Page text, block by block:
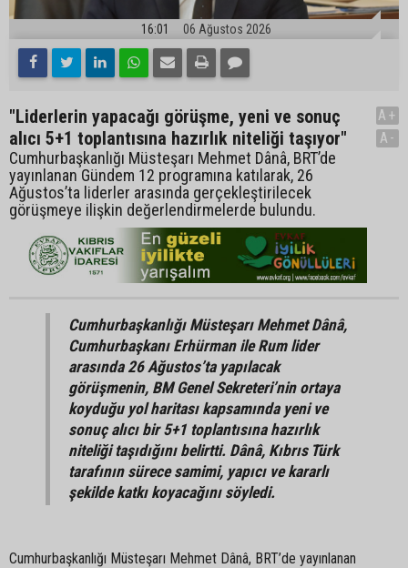
16:01 06 Ağustos 2026
"Liderlerin yapacağı görüşme, yeni ve sonuç
alıcı 5+1 toplantısına hazırlık niteliği taşıyor"
Cumhurbaşkanlığı Müsteşarı Mehmet Dânâ, BRT’de
yayınlanan Gündem 12 programına katılarak, 26
Ağustos’ta liderler arasında gerçekleştirilecek
görüşmeye ilişkin değerlendirmelerde bulundu.
A+
A-
Cumhurbaşkanlığı Müsteşarı Mehmet Dânâ,
Cumhurbaşkanı Erhürman ile Rum lider
arasında 26 Ağustos’ta yapılacak
görüşmenin, BM Genel Sekreteri’nin ortaya
koyduğu yol haritası kapsamında yeni ve
sonuç alıcı bir 5+1 toplantısına hazırlık
niteliği taşıdığını belirtti. Dânâ, Kıbrıs Türk
tarafının sürece samimi, yapıcı ve kararlı
şekilde katkı koyacağını söyledi.
Cumhurbaşkanlığı Müsteşarı Mehmet Dânâ, BRT’de yayınlanan